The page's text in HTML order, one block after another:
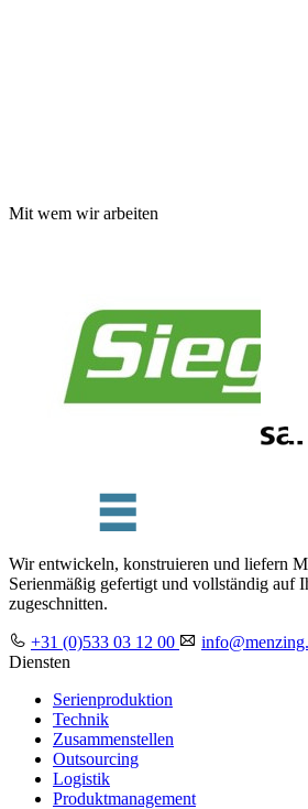
Mit wem wir arbeiten
Wir entwickeln, konstruieren und liefern
Serienmäßig gefertigt und vollständig auf
zugeschnitten.
+31 (0)533 03 12 00
Diensten
Serienproduktion
Technik
Zusammenstellen
Outsourcing
Logistik
Produktmanagement